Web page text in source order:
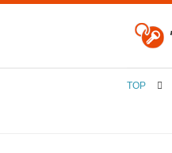
TOP